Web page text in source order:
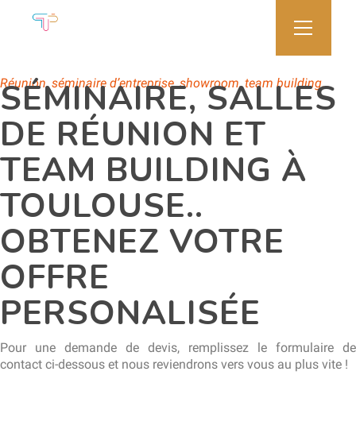
Réunion, séminaire d’entreprise, showroom, team building…
SÉMINAIRE, SALLES
DE RÉUNION ET
TEAM BUILDING À
TOULOUSE..
OBTENEZ VOTRE
OFFRE
PERSONALISÉE
Pour une demande de devis, remplissez le formulaire de
contact ci-dessous et nous reviendrons vers vous au plus vite !